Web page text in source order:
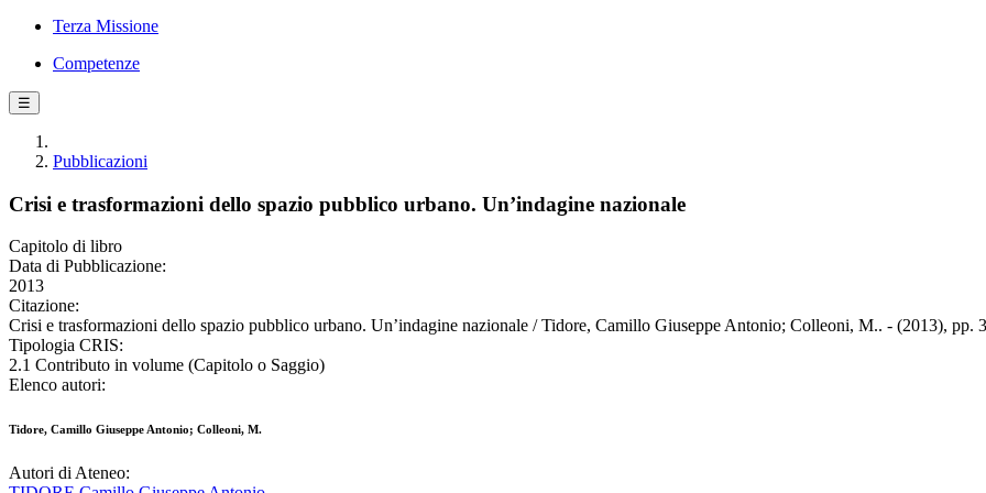
Terza Missione
Competenze
☰
Pubblicazioni
Crisi e trasformazioni dello spazio pubblico urbano. Un’indagine nazionale
Capitolo di libro
Data di Pubblicazione:
2013
Citazione:
Crisi e trasformazioni dello spazio pubblico urbano. Un’indagine nazionale / Tidore, Camillo Giuseppe Antonio; Colleoni, M.. - (2013), pp.
Tipologia CRIS:
2.1 Contributo in volume (Capitolo o Saggio)
Elenco autori:
Tidore, Camillo Giuseppe Antonio; Colleoni, M.
Autori di Ateneo: